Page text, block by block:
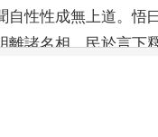
自性性成無上道。悟
離諸名相。民於言下